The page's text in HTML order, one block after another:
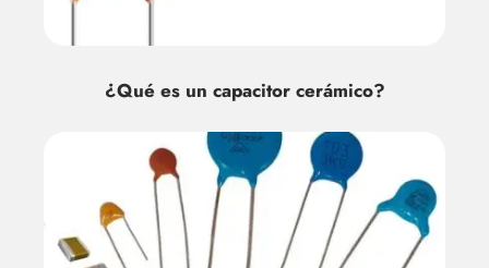
¿Qué es un capacitor cerámico?